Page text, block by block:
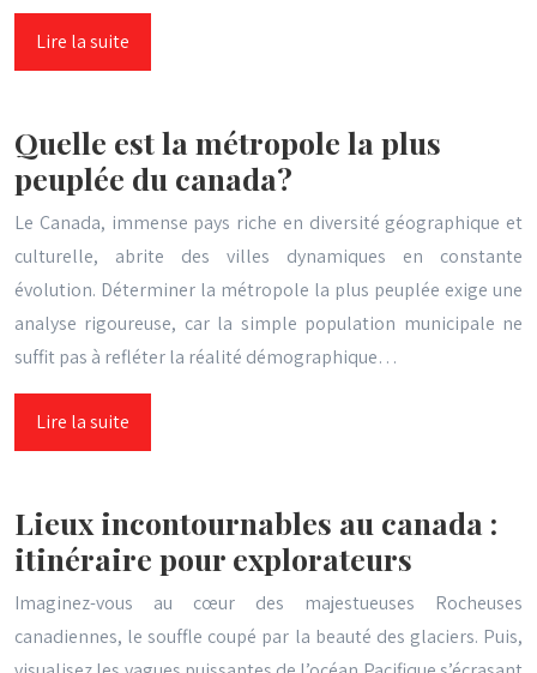
Lire la suite
Quelle est la métropole la plus
peuplée du canada?
Le Canada, immense pays riche en diversité géographique et
culturelle, abrite des villes dynamiques en constante
évolution. Déterminer la métropole la plus peuplée exige une
analyse rigoureuse, car la simple population municipale ne
suffit pas à refléter la réalité démographique…
Lire la suite
Lieux incontournables au canada :
itinéraire pour explorateurs
Imaginez-vous au cœur des majestueuses Rocheuses
canadiennes, le souffle coupé par la beauté des glaciers. Puis,